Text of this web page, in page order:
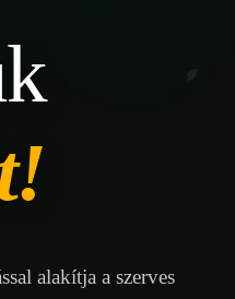
alakítja a szerves